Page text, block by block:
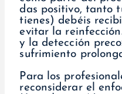
das positivo, tanto
tienes) debéis
evitar la
y la detección
sufrimiento
Para los
reconsiderar el